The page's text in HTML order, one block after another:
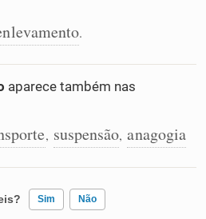
.
aparece também nas
, suspensão, anagogia
Sim Não